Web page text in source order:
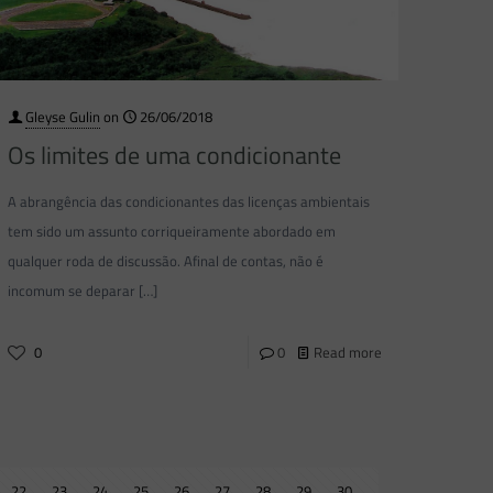
Gleyse Gulin on 26/06/2018
Os limites de uma condicionante
A abrangência das condicionantes das licenças ambientais
tem sido um assunto corriqueiramente abordado em
qualquer roda de discussão. Afinal de contas, não é
incomum se deparar […]
0 0 Read more